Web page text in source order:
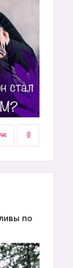
по